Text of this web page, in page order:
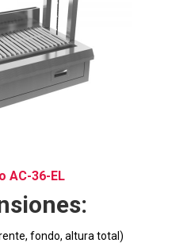
AC-36-EL
fondo, altura total)